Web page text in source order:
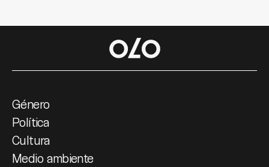
Género
Política
Cultura
Medio ambiente